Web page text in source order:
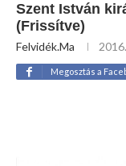
Szent István
(Frissítve)
Felvidék.ma
Megosztás a